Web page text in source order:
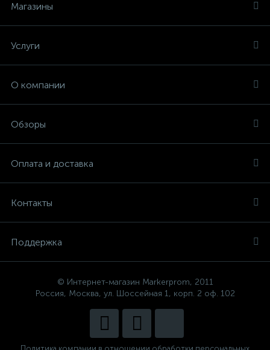
Магазины
Услуги
О компании
Обзоры
Оплата и доставка
Контакты
Поддержка
© Интернет-магазин Markerprom, 2011
Россия, Москва, ул. Шоссейная 1, корп. 2 оф. 102